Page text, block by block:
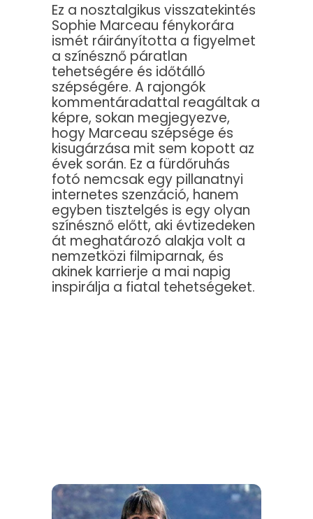
Ez a nosztalgikus visszatekintés
Sophie Marceau fénykorára
ismét ráirányította a figyelmet
a színésznő páratlan
tehetségére és időtálló
szépségére. A rajongók
kommentáradattal reagáltak a
képre, sokan megjegyezve,
hogy Marceau szépsége és
kisugárzása mit sem kopott az
évek során. Ez a fürdőruhás
fotó nemcsak egy pillanatnyi
internetes szenzáció, hanem
egyben tisztelgés is egy olyan
színésznő előtt, aki évtizedeken
át meghatározó alakja volt a
nemzetközi filmiparnak, és
akinek karrierje a mai napig
inspirálja a fiatal tehetségeket.